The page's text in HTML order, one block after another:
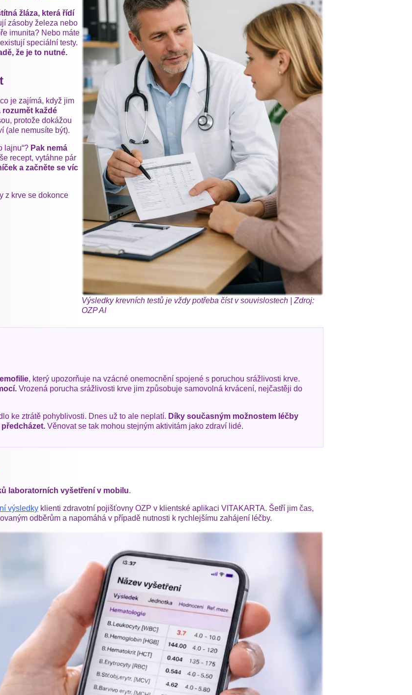
žláza, která řídí
zásoby železa nebo
imunita? Nebo máte
speciální testy.
že je to nutné.
je zajímá, když jim
rozumět každé
protože dokážou
(ale nemusíte být).
lajnu“? Pak nemá
recept, vytáhne pár
a začněte se víc
z krve se dokonce
Výsledky krevních testů je vždy potřeba číst v souvislostech | Zdroj:
OZP AI
, který upozorňuje na vzácné onemocnění spojené s poruchou srážlivosti krve.
Vrozená porucha srážlivosti krve jim způsobuje samovolná krvácení, nejčastěji do
ke ztrátě pohyblivosti. Dnes už to ale neplatí. Díky současným možnostem léčby
Věnovat se tak mohou stejným aktivitám jako zdraví lidé.
laboratorních vyšetření v mobilu.
výsledky klienti zdravotní pojišťovny OZP v klientské aplikaci VITAKARTA. Šetří jim čas,
odběrům a napomáhá v případě nutnosti k rychlejšímu zahájení léčby.